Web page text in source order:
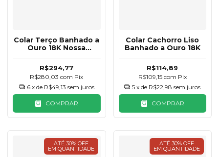
Colar Terço Banhado a
Ouro 18K Nossa
R$294,77
R$280,03com Pix
6 x de R$49,13 sem juros
COMPRAR
Colar Cachorro Liso
Banhado a Ouro 18K
R$114,89
R$109,15 com Pix
5 x de R$22,98 sem juros
COMPRAR
ATÉ 30% OFF
EM QUANTIDADE
ATÉ 30% OFF
EM QUANTIDADE